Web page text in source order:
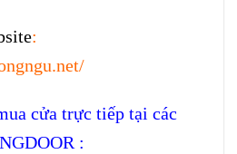
:
cửa trực tiếp tại các
: